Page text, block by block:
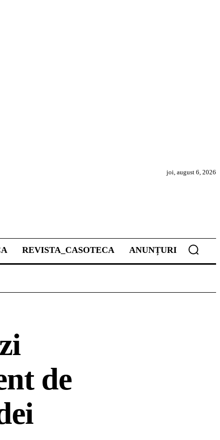
joi, august 6, 2026
REVISTA_CASOTECA ANUNȚURI
de